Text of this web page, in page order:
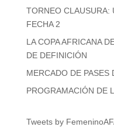
TORNEO CLAUSURA:
FECHA 2
LA COPA AFRICANA
DE DEFINICIÓN
MERCADO DE PASES
PROGRAMACIÓN DE
Tweets by